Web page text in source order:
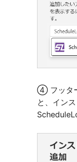
④ フッタ
と、イン